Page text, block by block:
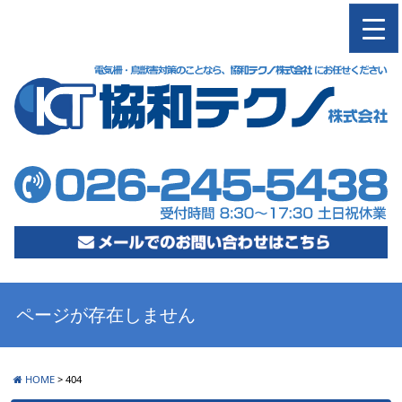
ページが存在しません
HOME > 404